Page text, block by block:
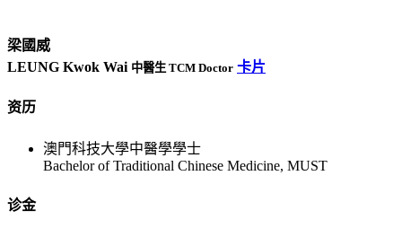
梁國威
LEUNG Kwok Wai 中醫生 TCM Doctor 卡片
资历
澳門科技大學中醫學學士
Bachelor of Traditional Chinese Medicine, MUST
诊金